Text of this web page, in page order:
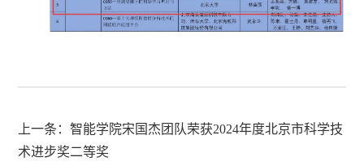
上一条：智能学院宋国杰团队荣获2024年度北京市科学技
术进步奖二等奖